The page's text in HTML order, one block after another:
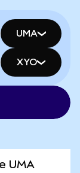
UMA
XYO
UMA